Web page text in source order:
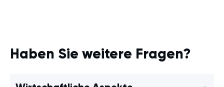
Haben Sie weitere Fragen?